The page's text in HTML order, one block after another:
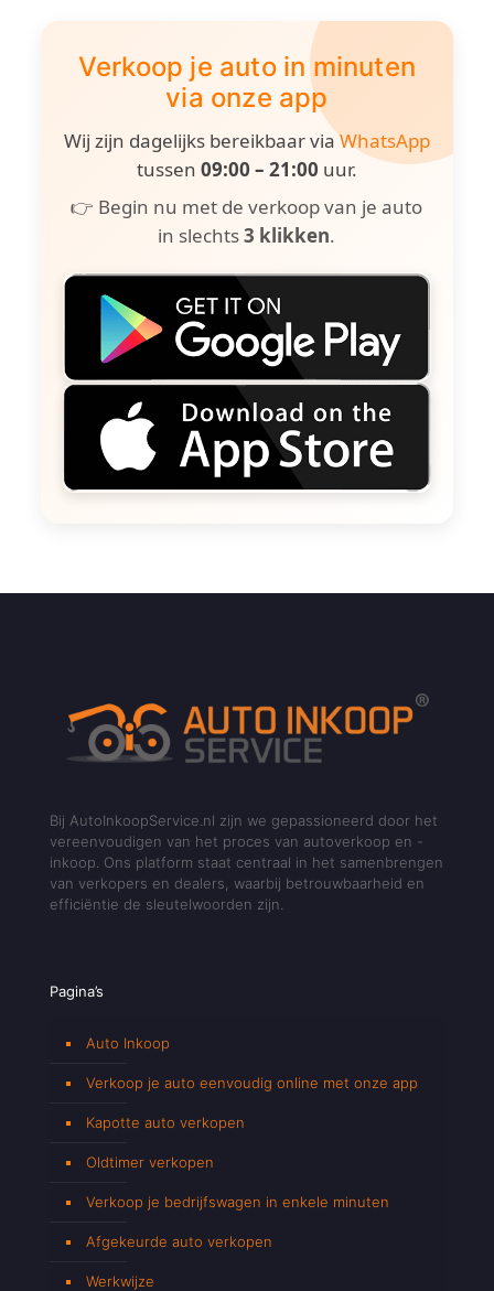
Verkoop je auto in minuten
via onze app
Wij zijn dagelijks bereikbaar viaWhatsApp
tussen 09:00 – 21:00 uur.
👉 Begin nu met de verkoop van je auto
in slechts3 klikken.
Bij AutoInkoopService.nl zijn we gepassioneerd door het
vereenvoudigen van het proces van autoverkoop en -
inkoop. Ons platform staat centraal in het samenbrengen
van verkopers en dealers, waarbij betrouwbaarheid en
efficiëntie de sleutelwoorden zijn.
Pagina’s
Auto Inkoop
Verkoop je auto eenvoudig online met onze app
Kapotte auto verkopen
Oldtimer verkopen
Verkoop je bedrijfswagen in enkele minuten
Afgekeurde auto verkopen
Werkwijze